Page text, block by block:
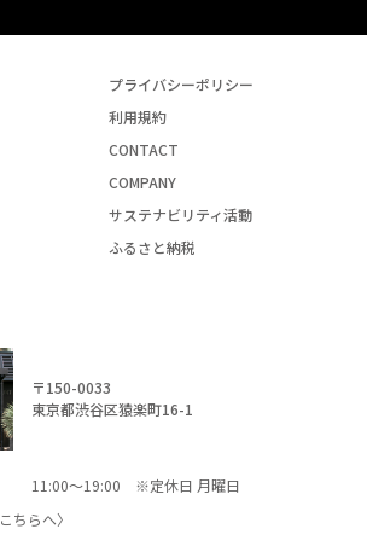
プライバシーポリシー
利用規約
CONTACT
COMPANY
サステナビリティ活動
ふるさと納税
〒150-0033
東京都渋谷区猿楽町16-1
11:00～19:00 ※定休日 月曜日
こちらへ〉